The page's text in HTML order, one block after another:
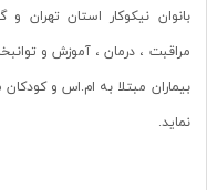
بانوان نیکوکار استان تهران و
بیماران مبتلا به ام.اس و
نماید.